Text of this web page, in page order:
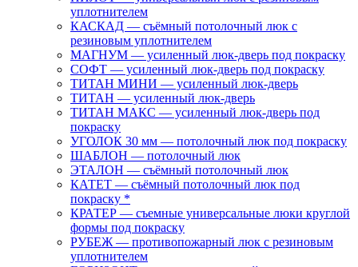
уплотнителем
КАСКАД — съёмный потолочный люк с
резиновым уплотнителем
МАГНУМ — усиленный люк-дверь под покраску
СОФТ — усиленный люк-дверь под покраску
ТИТАН МИНИ — усиленный люк-дверь
ТИТАН — усиленный люк-дверь
ТИТАН МАКС — усиленный люк-дверь под
покраску
УГОЛОК 30 мм — потолочный люк под покраску
ШАБЛОН — потолочный люк
ЭТАЛОН — съёмный потолочный люк
КАТЕТ — съёмный потолочный люк под
покраску *
КРАТЕР — съемные универсальные люки круглой
формы под покраску
РУБЕЖ — противопожарный люк с резиновым
уплотнителем